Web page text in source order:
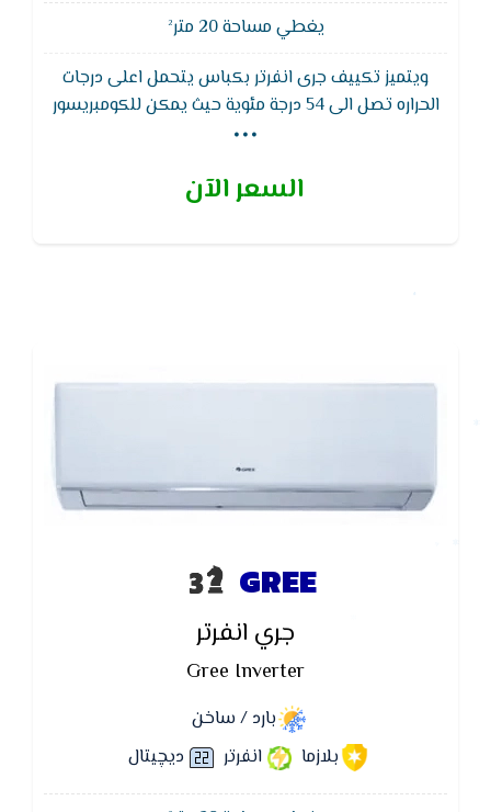
يغطي مساحة 20 متر²
ويتميز تكييف جرى انفرتر بكباس يتحمل اعلى درجات
الحراره تصل الى 54 درجة مئوية حيث يمكن للكومبريسور
العمل فى اصعب الظروف البيئية ويوجد شاشه لاظهار
بمجسات استشعار تعمل على استشعار درجة حاره الغرفه
...
السعر الآن
GREE
جري انفرتر
Gree Inverter
بارد / ساخن
بلازما
انفرتر ديچيتال